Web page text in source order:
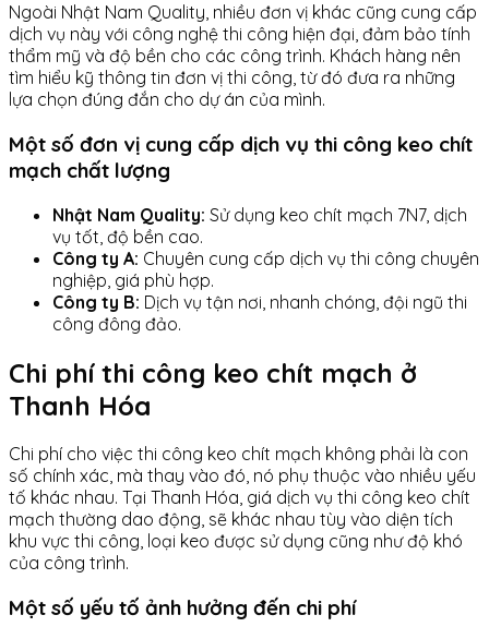
Ngoài Nhật Nam Quality, nhiều đơn vị khác cũng cung cấp
dịch vụ này với công nghệ thi công hiện đại, đảm bảo tính
thẩm mỹ và độ bền cho các công trình. Khách hàng nên
tìm hiểu kỹ thông tin đơn vị thi công, từ đó đưa ra những
lựa chọn đúng đắn cho dự án của mình.
Một số đơn vị cung cấp dịch vụ thi công keo chít
mạch chất lượng
Nhật Nam Quality: Sử dụng keo chít mạch 7N7, dịch
vụ tốt, độ bền cao.
Công ty A: Chuyên cung cấp dịch vụ thi công chuyên
nghiệp, giá phù hợp.
Công ty B: Dịch vụ tận nơi, nhanh chóng, đội ngũ thi
công đông đảo.
Chi phí thi công keo chít mạch ở
Thanh Hóa
Chi phí cho việc thi công keo chít mạch không phải là con
số chính xác, mà thay vào đó, nó phụ thuộc vào nhiều yếu
tố khác nhau. Tại Thanh Hóa, giá dịch vụ thi công keo chít
mạch thường dao động, sẽ khác nhau tùy vào diện tích
khu vực thi công, loại keo được sử dụng cũng như độ khó
của công trình.
Một số yếu tố ảnh hưởng đến chi phí